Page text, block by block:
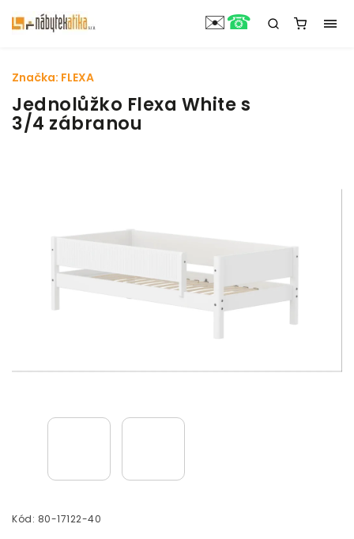
Jednolůžko Flexa White s
3/4 zábranou
Kód: 80-17122-40
Značka: FLEXA
✉️☎